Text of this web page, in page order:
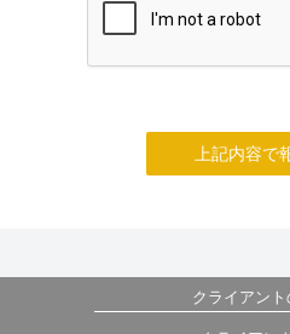
上記内容で
クライアン